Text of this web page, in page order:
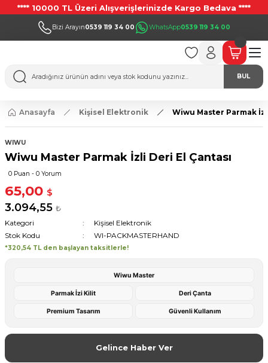
**** 10000 TL Üzeri Alışverişlerinizde Kargo Bedava ****
Bizi Arayın0539 119 34 00 WhatsApp0539 119 34 00
BUL
Anasayfa Kişisel Elektronik Wiwu Master Parmak
WIWU
Wiwu Master Parmak İzli Deri El Çantası
0 Puan - 0 Yorum
65,00 $
3.094,55 ₺
Kategori
Kişisel Elektronik
Stok Kodu
WI-PACKMASTERHAND
*320,54 TL den başlayan taksitlerle!
Wiwu Master
Parmak İzi Kilit Deri Çanta
Premium Tasarım Güvenli Kullanım
Gelince Haber Ver